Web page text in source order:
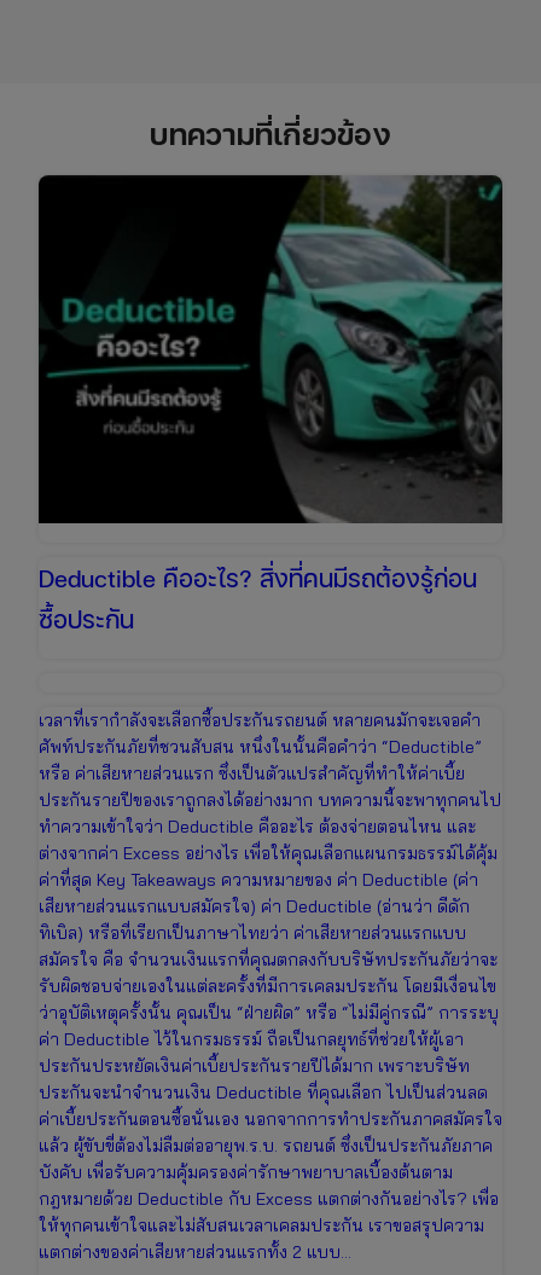
บทความที่เกี่ยวข้อง
Deductible คืออะไร? สิ่งที่คนมีรถต้องรู้ก่อน
ซื้อประกัน
เวลาที่เรากำลังจะเลือกซื้อประกันรถยนต์ หลายคนมักจะเจอคำ
ศัพท์ประกันภัยที่ชวนสับสน หนึ่งในนั้นคือคำว่า “Deductible”
หรือ ค่าเสียหายส่วนแรก ซึ่งเป็นตัวแปรสำคัญที่ทำให้ค่าเบี้ย
ประกันรายปีของเราถูกลงได้อย่างมาก บทความนี้จะพาทุกคนไป
ทำความเข้าใจว่า Deductible คืออะไร ต้องจ่ายตอนไหน และ
ต่างจากค่า Excess อย่างไร เพื่อให้คุณเลือกแผนกรมธรรม์ได้คุ้ม
ค่าที่สุด Key Takeaways ความหมายของ ค่า Deductible (ค่า
เสียหายส่วนแรกแบบสมัครใจ) ค่า Deductible (อ่านว่า ดีดัก
ทิเบิล) หรือที่เรียกเป็นภาษาไทยว่า ค่าเสียหายส่วนแรกแบบ
สมัครใจ คือ จำนวนเงินแรกที่คุณตกลงกับบริษัทประกันภัยว่าจะ
รับผิดชอบจ่ายเองในแต่ละครั้งที่มีการเคลมประกัน โดยมีเงื่อนไข
ว่าอุบัติเหตุครั้งนั้น คุณเป็น “ฝ่ายผิด” หรือ “ไม่มีคู่กรณี” การระบุ
ค่า Deductible ไว้ในกรมธรรม์ ถือเป็นกลยุทธ์ที่ช่วยให้ผู้เอา
ประกันประหยัดเงินค่าเบี้ยประกันรายปีได้มาก เพราะบริษัท
ประกันจะนำจำนวนเงิน Deductible ที่คุณเลือก ไปเป็นส่วนลด
ค่าเบี้ยประกันตอนซื้อนั่นเอง นอกจากการทำประกันภาคสมัครใจ
แล้ว ผู้ขับขี่ต้องไม่ลืมต่ออายุพ.ร.บ. รถยนต์ ซึ่งเป็นประกันภัยภาค
บังคับ เพื่อรับความคุ้มครองค่ารักษาพยาบาลเบื้องต้นตาม
กฎหมายด้วย Deductible กับ Excess แตกต่างกันอย่างไร? เพื่อ
ให้ทุกคนเข้าใจและไม่สับสนเวลาเคลมประกัน เราขอสรุปความ
แตกต่างของค่าเสียหายส่วนแรกทั้ง 2 แบบ…